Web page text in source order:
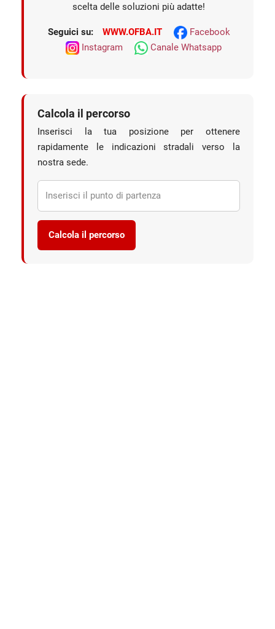
scelta delle soluzioni più adatte!
Seguici su: WWW.OFBA.IT
Facebook
Instagram
Canale Whatsapp
Calcola il percorso
Inserisci la tua posizione per ottenere
rapidamente le indicazioni stradali verso la
nostra sede.